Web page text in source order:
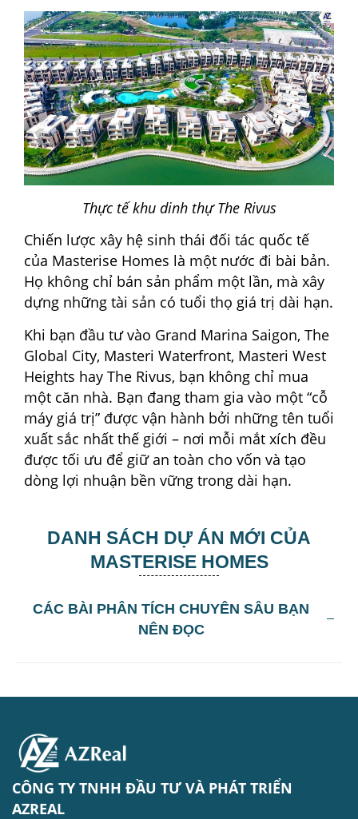
Thực tế khu dinh thự The Rivus
Chiến lược xây hệ sinh thái đối tác quốc tế
của Masterise Homes là một nước đi bài bản.
Họ không chỉ bán sản phẩm một lần, mà xây
dựng những tài sản có tuổi thọ giá trị dài hạn.
Khi bạn đầu tư vào Grand Marina Saigon, The
Global City, Masteri Waterfront, Masteri West
Heights hay The Rivus, bạn không chỉ mua
một căn nhà. Bạn đang tham gia vào một “cỗ
máy giá trị” được vận hành bởi những tên tuổi
xuất sắc nhất thế giới – nơi mỗi mắt xích đều
được tối ưu để giữ an toàn cho vốn và tạo
dòng lợi nhuận bền vững trong dài hạn.
DANH SÁCH DỰ ÁN MỚI CỦA
MASTERISE HOMES
CÁC BÀI PHÂN TÍCH CHUYÊN SÂU BẠN
NÊN ĐỌC
CÔNG TY TNHH ĐẦU TƯ VÀ PHÁT TRIỂN
AZREAL